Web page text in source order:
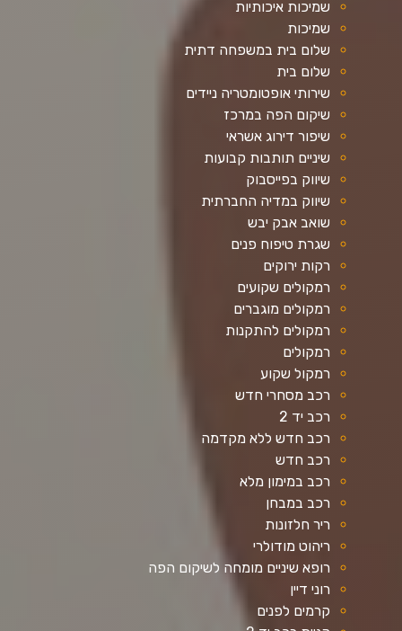
שמיכות איכותיות
שמיכות
שלום בית במשפחה דתית
שלום בית
שירותי אופטומטריה ניידים
שיקום הפה במרכז
שיפור דירוג אשראי
שיניים תותבות קבועות
שיווק בפייסבוק
שיווק במדיה החברתית
שואב אבק יבש
שגרת טיפוח פנים
רקות ירוקים
רמקולים שקועים
רמקולים מוגברים
רמקולים להתקנות
רמקולים
רמקול שקוע
רכב מסחרי חדש
רכב יד 2
רכב חדש ללא מקדמה
רכב חדש
רכב במימון מלא
רכב במבחן
ריר חלזונות
ריהוט מודולרי
רופא שיניים מומחה לשיקום הפה
רוני דיין
קרמים לפנים